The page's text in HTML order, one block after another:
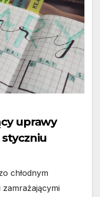
uprawy
chłodnym
zamrażającymi